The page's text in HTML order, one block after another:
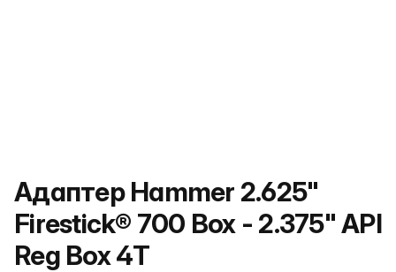
Назва продукту
Адаптер Hammer 2.625"
Firestick® 700 Box - 2.375" API
Reg Box 4T